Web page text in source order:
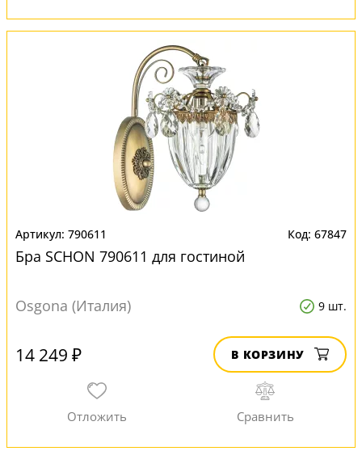
790611 67847
Бра SCHON 790611 для гостиной
Osgona (Италия) 9 шт.
14 249 ₽ В КОРЗИНУ